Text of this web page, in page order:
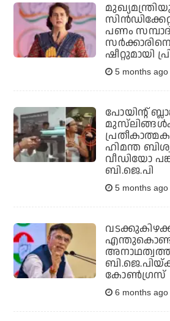
പണം
ഷീറ്റുമായി
5 months ago
പോയിന്റ്
ഹിമന്ത
വീഡിയോ
ബി.ജെ.പി
5 months ago
എന്തുകൊണ്ട്
കോൺഗ്രസ്
6 months ago